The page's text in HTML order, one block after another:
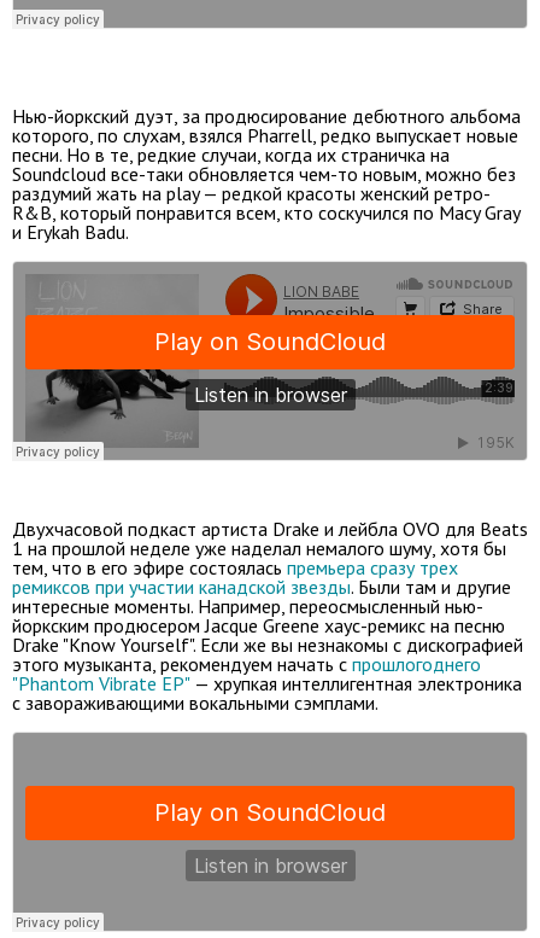
Нью-йоркский дуэт, за продюсирование дебютного альбома
которого, по слухам, взялся Pharrell, редко выпускает новые
песни. Но в те, редкие случаи, когда их страничка на
Soundcloud все-таки обновляется чем-то новым, можно без
раздумий жать на play — редкой красоты женский ретро-
R&B, который понравится всем, кто соскучился по Macy Gray
и Erykah Badu.
Двухчасовой подкаст артиста Drake и лейбла OVO для Beats
1 на прошлой неделе уже наделал немалого шуму, хотя бы
тем, что в его эфире состоялась премьера сразу трех
ремиксов при участии канадской звезды. Были там и другие
интересные моменты. Например, переосмысленный нью-
йоркским продюсером Jacque Greene хаус-ремикс на песню
Drake "Know Yourself". Если же вы незнакомы с дискографией
этого музыканта, рекомендуем начать с прошлогоднего
"Phantom Vibrate EP" — хрупкая интеллигентная электроника
с завораживающими вокальными сэмплами.